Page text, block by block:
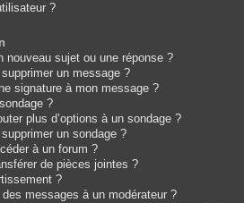
?
nouveau sujet ou une réponse ?
un message ?
signature à mon message ?
?
plus d’options à un sondage ?
un sondage ?
à un forum ?
de pièces jointes ?
?
messages à un modérateur ?